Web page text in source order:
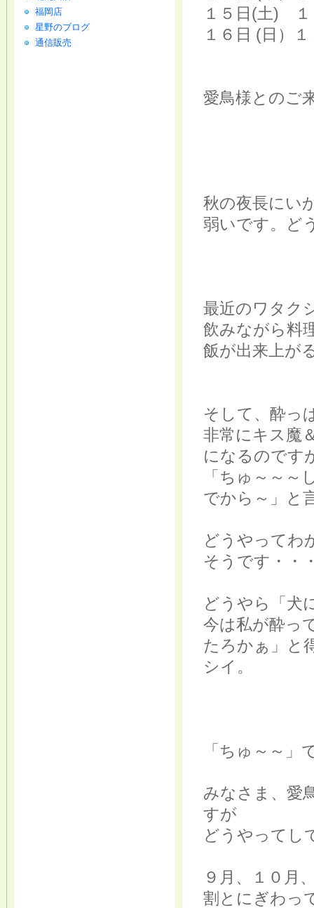
１５日(土) １
１６日 (日）
愛鳥様とのご
秋の夜長にい
弱いです。ど
最近のワタク
飲みながら料
飯が出来上が
そして、酔っ
非常にキス魔
になるのです
「ちゅ～～
でから～」と
どうやってわ
そうです・・
どうやら「犬
今は私が酔っ
たろかぁ」と
シイ。
「ちゅ～～」
みなさま、愛
すが
どうやってし
９月、１０月
割とにぎわっ
福岡店
星野のブログ
通信販売